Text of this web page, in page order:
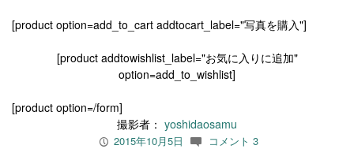
[product option=add_to_cart addtocart_label="写真を購入"]
[product addtowishlist_label="お気に入りに追加"
option=add_to_wishlist]
[product option=/form]
撮影者： yoshidaosamu
P 2015年10月5日 c コメント 3